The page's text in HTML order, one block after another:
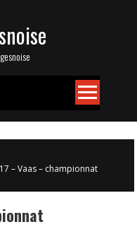
– Vaas – championnat